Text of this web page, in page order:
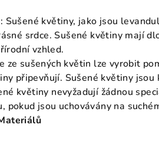
: Sušené květiny, jako jsou
srdce. Sušené květiny mají
vzhled.
ze sušených květin lze vyrobit
připevňují. Sušené květiny
květiny nevyžadují žádnou
pokud jsou uchovávány na